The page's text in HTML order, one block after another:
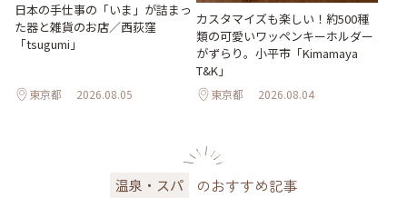
日本の手仕事の「いま」が詰まっ
た器と雑貨のお店／西荻窪
「tsugumi」
東京都 2026.08.05
カスタマイズも楽しい！約500種
類の可愛いワッペンキーホルダー
がずらり。小平市「Kimamaya
T&K」
東京都 2026.08.04
温泉・スパ のおすすめ記事